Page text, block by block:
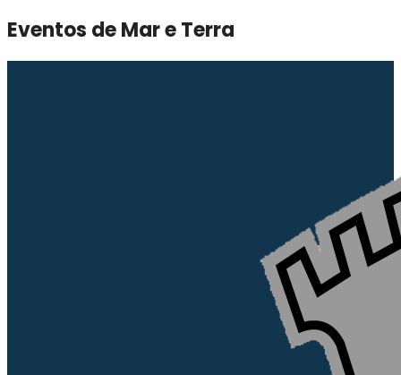
Eventos de Mar e Terra